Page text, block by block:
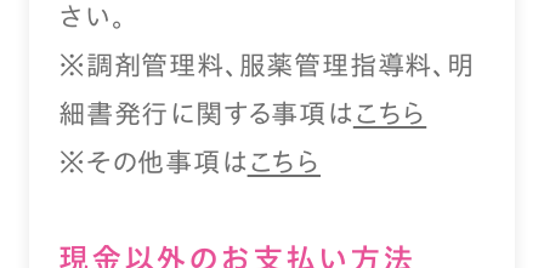
さい。
※調剤管理料、服薬管理指導料、明
細書発行に関する事項は こちら
※その他事項は こちら
現⾦以外のお⽀払い⽅法